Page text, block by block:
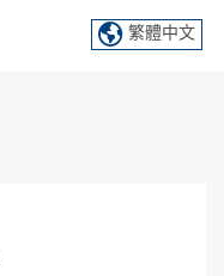
繁體中文